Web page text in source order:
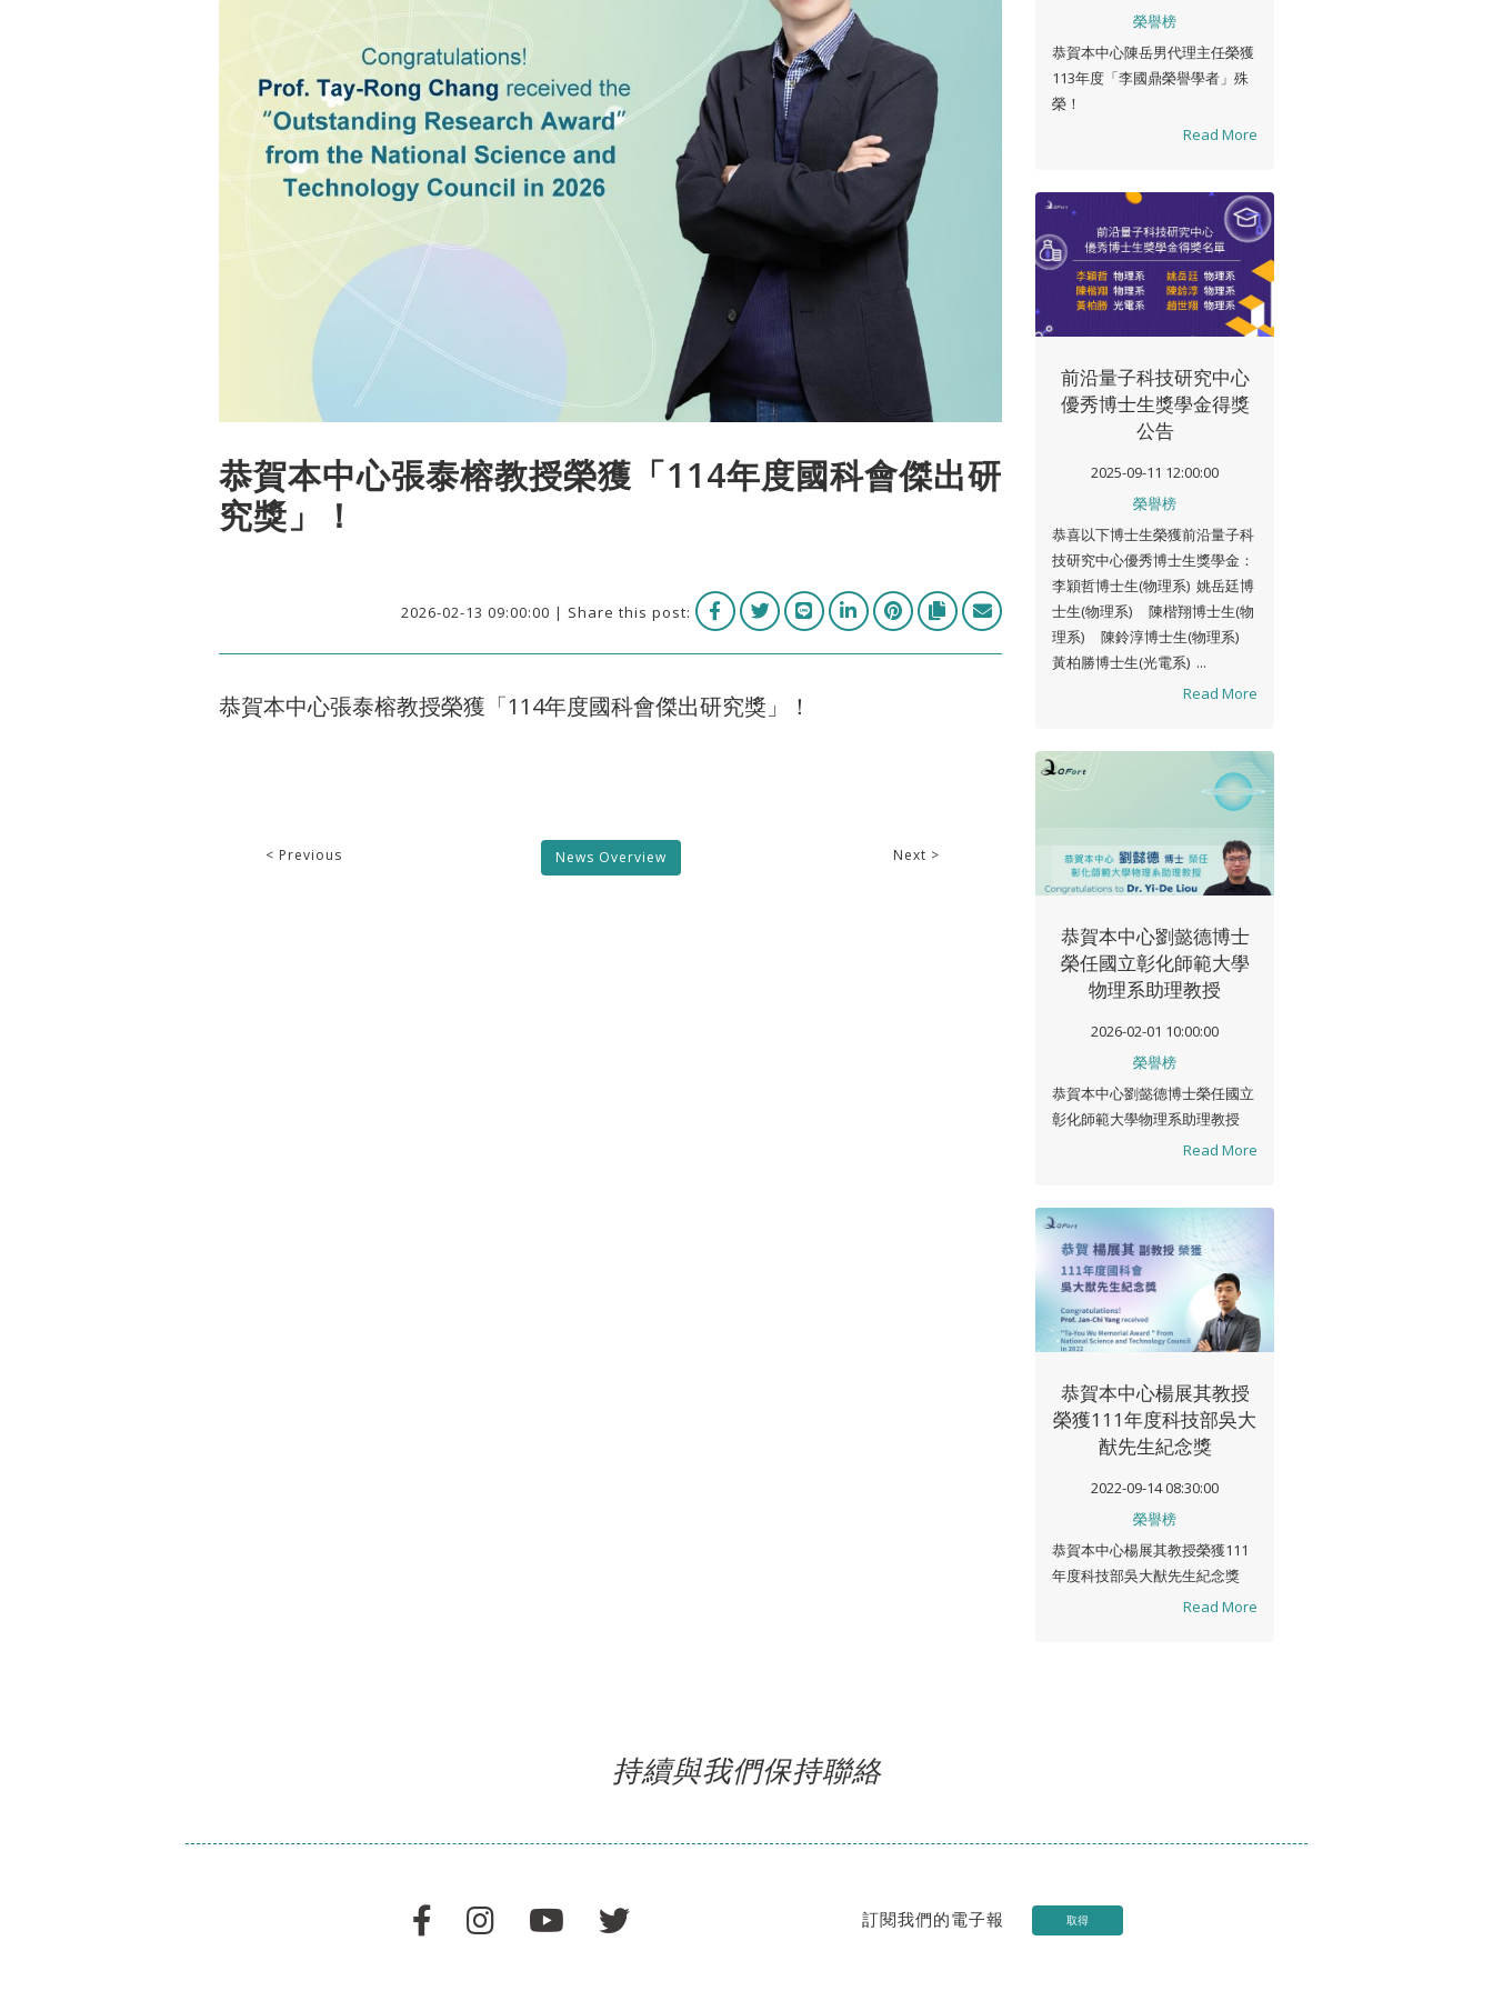
恭賀本中心張泰榕教授榮獲「114年度國科會傑出研
究獎」！
2026-02-13 09:00:00 | Share this post:
恭賀本中心張泰榕教授榮獲「114年度國科會傑出研究獎」！
< Previous News Overview Next >
榮譽榜
恭賀本中心陳岳男代理主任榮獲
113年度「李國鼎榮譽學者」殊
榮！
Read More
前沿量子科技研究中心
優秀博士生獎學金得獎
公告
2025-09-11 12:00:00
榮譽榜
恭喜以下博士生榮獲前沿量子科
技研究中心優秀博士生獎學金：
李穎哲博士生(物理系) 姚岳廷博
士生(物理系) 陳楷翔博士生(物
理系) 陳鈴淳博士生(物理系)
黃柏勝博士生(光電系) ...
Read More
恭賀本中心劉懿德博士
榮任國立彰化師範大學
物理系助理教授
2026-02-01 10:00:00
榮譽榜
恭賀本中心劉懿德博士榮任國立
彰化師範大學物理系助理教授
Read More
恭賀本中心楊展其教授
榮獲111年度科技部吳大
猷先生紀念獎
2022-09-14 08:30:00
榮譽榜
恭賀本中心楊展其教授榮獲111
年度科技部吳大猷先生紀念獎
Read More
持續與我們保持聯絡
訂閱我們的電子報 取得